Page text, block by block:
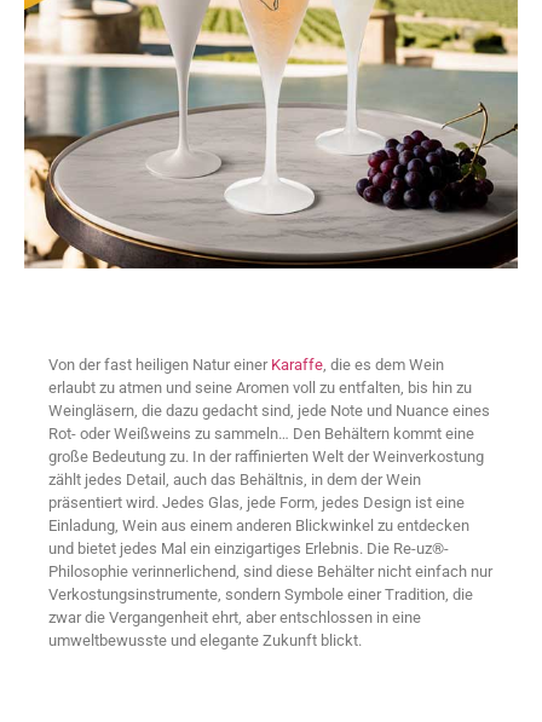
Von der fast heiligen Natur einer Karaffe , die es dem Wein
erlaubt zu atmen und seine Aromen voll zu entfalten, bis hin zu
Weingläsern, die dazu gedacht sind, jede Note und Nuance eines
Rot- oder Weißweins zu sammeln… Den Behältern kommt eine
große Bedeutung zu. In der raffinierten Welt der Weinverkostung
zählt jedes Detail, auch das Behältnis, in dem der Wein
präsentiert wird. Jedes Glas, jede Form, jedes Design ist eine
Einladung, Wein aus einem anderen Blickwinkel zu entdecken
und bietet jedes Mal ein einzigartiges Erlebnis. Die Re-uz®-
Philosophie verinnerlichend, sind diese Behälter nicht einfach nur
Verkostungsinstrumente, sondern Symbole einer Tradition, die
zwar die Vergangenheit ehrt, aber entschlossen in eine
umweltbewusste und elegante Zukunft blickt.